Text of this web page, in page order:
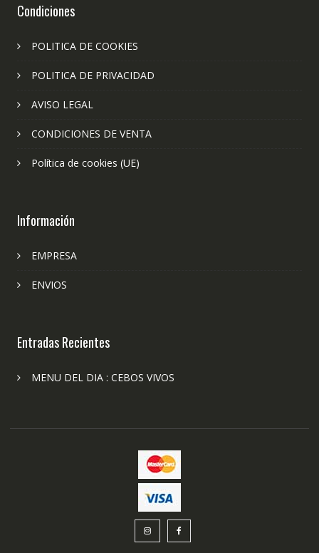
Condiciones
POLITICA DE COOKIES
POLITICA DE PRIVACIDAD
AVISO LEGAL
CONDICIONES DE VENTA
Política de cookies (UE)
Información
EMPRESA
ENVIOS
Entradas Recientes
MENU DEL DIA : CEBOS VIVOS